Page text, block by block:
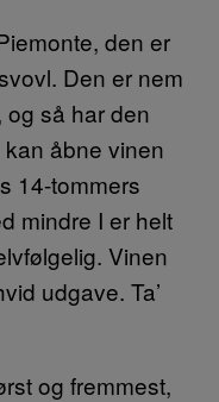
den er
Den er nem
så har den
åbne vinen
14-tommers
mindre I er helt
Vinen
udgave. Ta’
og fremmest,